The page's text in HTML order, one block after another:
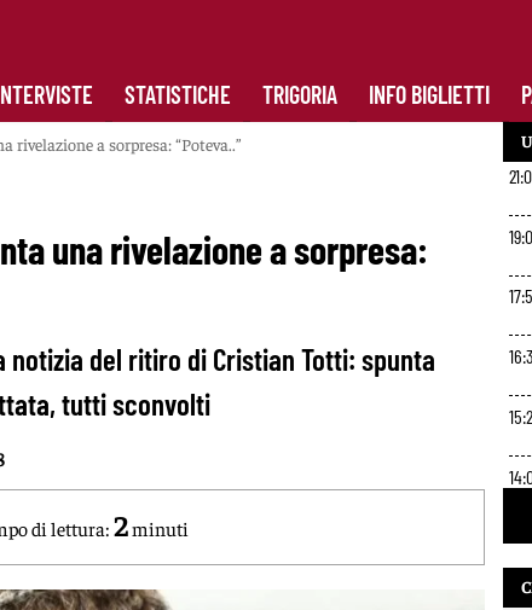
STATISTICHE TRIGORIA INFO BIGLIETTI
a sorpresa: “Poteva..”
una rivelazione a sorpresa:
notizia del ritiro di Cristian Totti: spunta
tutti sconvolti
di lettura:2minuti